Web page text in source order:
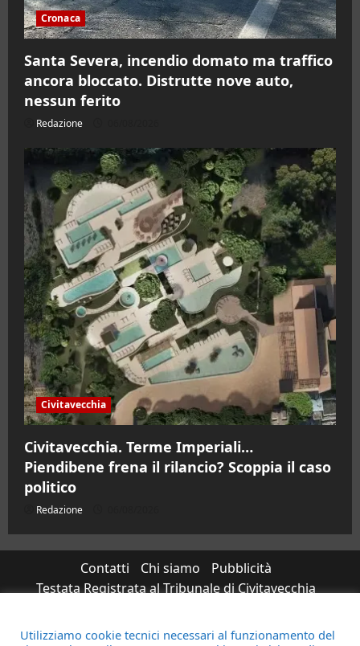
Cronaca
Santa Severa, incendio domato ma traffico
ancora bloccato. Distrutte nove auto,
nessun ferito
Redazione
Civitavecchia
Civitavecchia. Terme Imperiali…
Piendibene frena il rilancio? Scoppia il caso
politico
Redazione
Contatti Chi siamo
Pubblicità
Testata Registrata al Tribunale di Civitavecchia
Micaela Taroni
Utilizziamo cookie tecnici necessari al funzionamento del